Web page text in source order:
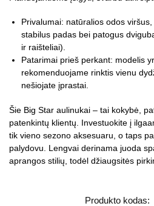
Privalumai: natūralios odos
stabilus padas bei patogus
ir raišteliai).
Patarimai prieš perkant: modelis
rekomenduojame rinktis vienu
nešiojate įprastai.
Šie Big Star aulinukai – tai kokybė,
patenkintų klientų. Investuokite į
tik vieno sezono aksesuaru, o taps
palydovu. Lengvai derinama juoda
aprangos stilių, todėl džiaugsitės
Produkto kodas: